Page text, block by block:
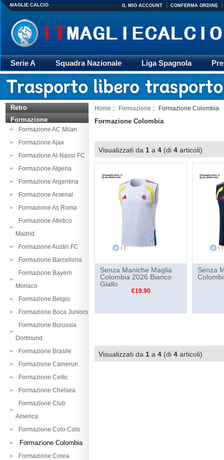
MAGLIE CALCIO IL MIO ACCOUNT CONFERMA ORDINE
Serie A Squadra Nazionale Liga Spagnola
Giacca
Rugby trasporto Retro
Retro
Formazione
Formazione AC Milan
Formazione Ajax
Formazione Al-Nassr FC
Formazione Algeria
Formazione Argentina
Formazione Arsenal
Formazione As Roma
Formazione Atletico
Madrid
Formazione Austin FC
Formazione Barcellona
Formazione Bayern
Monaco
Formazione Belgio
Formazione Boca Juniors
Formazione Borussia
Dortmund
Formazione Brasile
Formazione Camerun
Formazione Celtic
Formazione Chelsea
Formazione Club
America
Formazione Colo Colo
Formazione Colombia
Formazione Corea
Home :: Formazione :: Formazione Colombia
Formazione Colombia
Visualizzati da 1 a 4 (di 4 articoli)
Senza Maniche Maglia
Colombia 2026 Bianco
Giallo
€19.90
Senza
Visualizzati da 1 a 4 (di 4 articoli)